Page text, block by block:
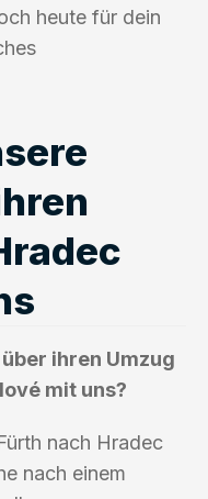
heute für dein
ihren Umzug
mit uns?
nach Hradec
nach einem